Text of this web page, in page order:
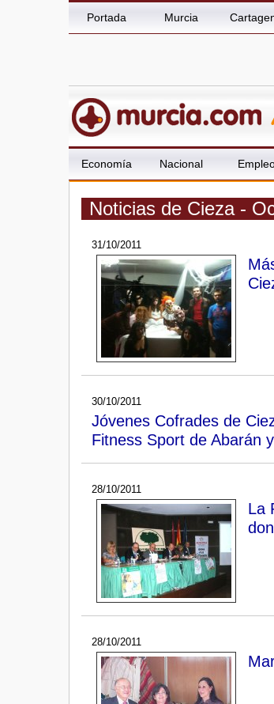
Portada Murcia
Economía Nacional
Noticias de Cieza -
31/10/2011
30/10/2011
Jóvenes Cofrades de
Fitness Sport de Abarán
28/10/2011
La
28/10/2011